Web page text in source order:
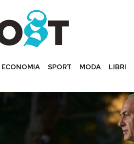
ECONOMIA SPORT MODA LIBRI